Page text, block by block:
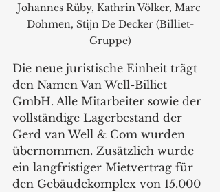
Johannes Rüby, Kathrin Völker, Marc
Dohmen, Stijn De Decker (Billiet-
Gruppe)
Die neue juristische Einheit trägt
den Namen Van Well-Billiet
GmbH. Alle Mitarbeiter sowie der
vollständige Lagerbestand der
Gerd van Well & Com wurden
übernommen. Zusätzlich wurde
ein langfristiger Mietvertrag für
den Gebäudekomplex von 15.000